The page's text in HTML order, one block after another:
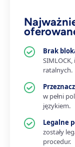
Brak
ratalnych.
w pełni
językiem.
Legalne
zostały
procedur.